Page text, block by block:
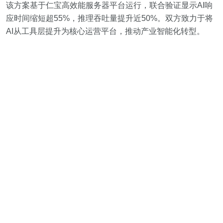
该方案基于仁宝高效能服务器平台运行，联合验证显示AI响
应时间缩短超55%，推理吞吐量提升近50%。双方致力于将
AI从工具层提升为核心运营平台，推动产业智能化转型。